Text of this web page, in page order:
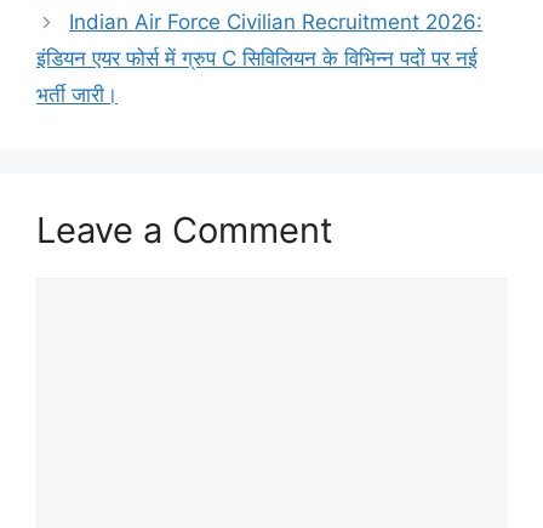
Indian Air Force Civilian Recruitment 2026:
इंडियन एयर फोर्स में ग्रुप C सिविलियन के विभिन्न पदों पर नई
भर्ती जारी।
Leave a Comment